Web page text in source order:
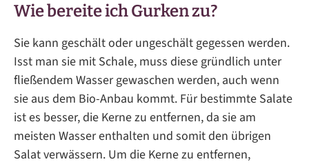
Wie bereite ich Gurken zu?
Sie kann geschält oder ungeschält gegessen werden.
Isst man sie mit Schale, muss diese gründlich unter
fließendem Wasser gewaschen werden, auch wenn
sie aus dem Bio-Anbau kommt. Für bestimmte Salate
ist es besser, die Kerne zu entfernen, da sie am
meisten Wasser enthalten und somit den übrigen
Salat verwässern. Um die Kerne zu entfernen,